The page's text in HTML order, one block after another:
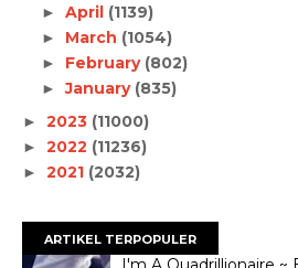
► April (1139)
► March (1054)
► February (802)
►January (835)
► 2023 (11000)
► 2022 (11236)
► 2021 (2032)
ARTIKEL TERPOPULER